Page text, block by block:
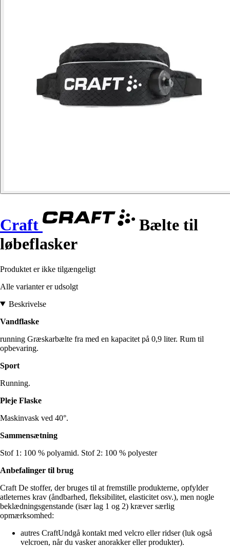
Craft
Bælte til
løbeflasker
Produktet er ikke tilgængeligt
Alle varianter er udsolgt
Beskrivelse
Vandflaske
running Græskarbælte fra med en kapacitet på 0,9 liter. Rum til
opbevaring.
Sport
Running.
Pleje Flaske
Maskinvask ved 40°.
Sammensætning
Stof 1: 100 % polyamid. Stof 2: 100 % polyester
Anbefalinger til brug
Craft De stoffer, der bruges til at fremstille produkterne, opfylder
atleternes krav (åndbarhed, fleksibilitet, elasticitet osv.), men nogle
beklædningsgenstande (især lag 1 og 2) kræver særlig
opmærksomhed:
autres CraftUndgå kontakt med velcro eller ridser (luk også
velcroen, når du vasker anorakker eller produkter).